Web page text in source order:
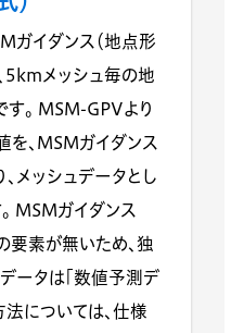
ガイダンス（地点形
5kmメッシュ毎の地
。 MSM-GPVより
、MSMガイダンス
メッシュデータとし
MSMガイダンス
要素が無いため、独
ータは「数値予測デ
法については、仕様